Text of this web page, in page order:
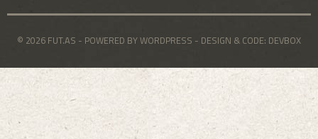
© 2026 FUT.AS - POWERED BY WORDPRESS - DESIGN & CODE: DEVBOX